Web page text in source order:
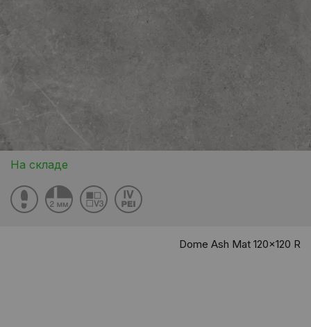
На складе
Dome Ash Mat 120x120 R